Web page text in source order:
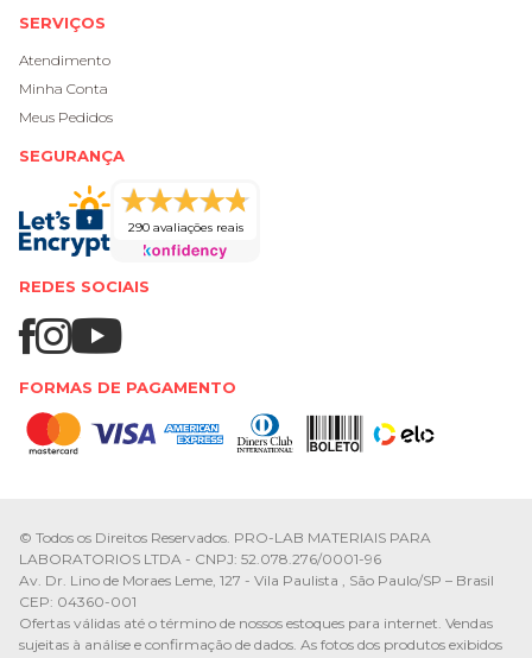
SERVIÇOS
Atendimento
Minha Conta
Meus Pedidos
SEGURANÇA
290 avaliações reais
REDES SOCIAIS
FORMAS DE PAGAMENTO
© Todos os Direitos Reservados. PRO-LAB MATERIAIS PARA
LABORATORIOS LTDA - CNPJ: 52.078.276/0001-96
Av. Dr. Lino de Moraes Leme, 127 - Vila Paulista , São Paulo/SP – Brasil
CEP: 04360-001
Ofertas válidas até o término de nossos estoques para internet. Vendas
sujeitas à análise e confirmação de dados. As fotos dos produtos exibidos